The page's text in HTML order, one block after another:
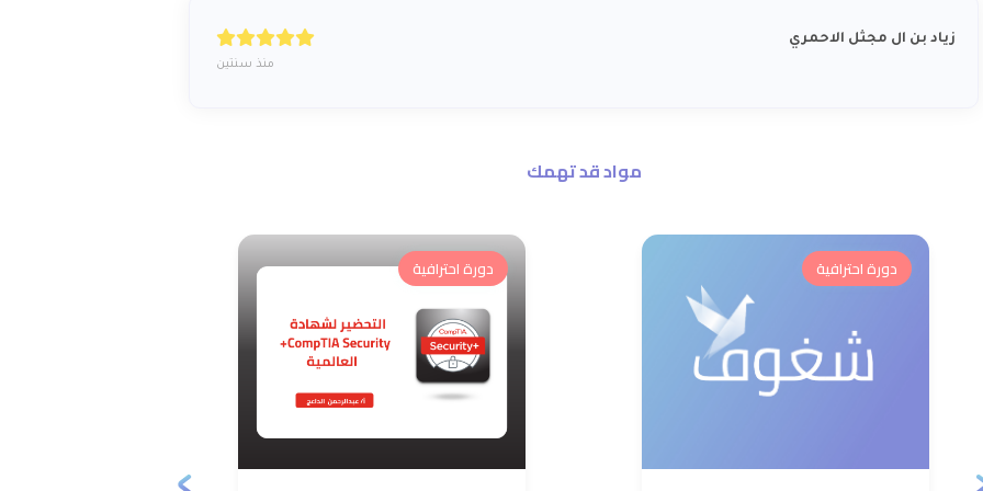
زياد بن ال مجثل الاحمري
منذ سنتين
مواد قد تهمك
دورة احترافية دورة احترافية